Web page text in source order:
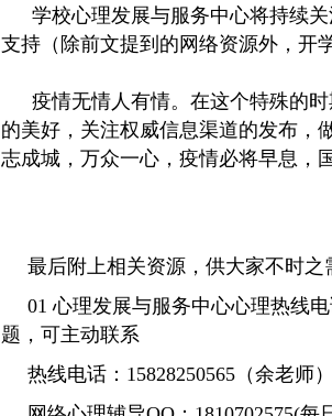
学校心理发展与服务中心将持续
支持（除前文提到的网络资源外，开
疫情无情人有情。在这个特殊的
的美好，关注权威信息渠道的发布，
志成城，万众一心，疫情必将早息，
最后附上相关资源，供大家不时之
01 心理发展与服务中心心理热线
题，可主动联系
热线电话：15828250565（余老师